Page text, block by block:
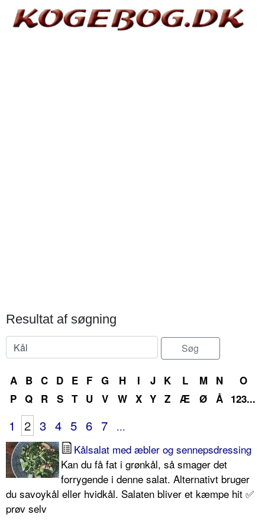
Resultat af søgning
A B C D E F G H I J K L M N
O
P Q R S T U V W X Y Z Æ Ø Å 123...
1 2 3 4 5 6 7
...
Kålsalat med æbler og sennepsdressing
Kan du få fat i grønkål, så smager det
forrygende i denne salat. Alternativt bruger
du savoykål eller hvidkål. Salaten bliver et kæmpe hit ✅
prøv selv